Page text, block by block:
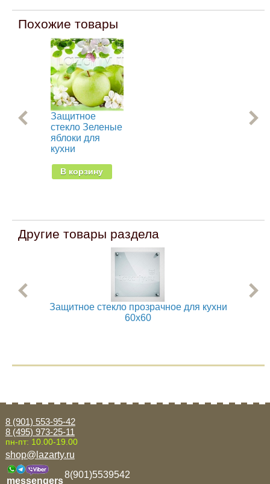
Похожие товары
Защитное
стекло Зеленые
яблоки для
кухни
В корзину
Другие товары раздела
Защитное стекло прозрачное для кухни
60x60
8 (901) 553-95-42
8 (495) 973-25-11
пн-пт: 10.00-19.00
shop@lazarty.ru
messengers
8(901)5539542